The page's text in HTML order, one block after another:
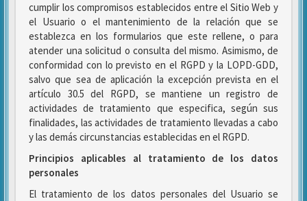
cumplir los compromisos establecidos entre el Sitio Web y
el Usuario o el mantenimiento de la relación que se
establezca en los formularios que este rellene, o para
atender una solicitud o consulta del mismo. Asimismo, de
conformidad con lo previsto en el RGPD y la LOPD-GDD,
salvo que sea de aplicación la excepción prevista en el
artículo 30.5 del RGPD, se mantiene un registro de
actividades de tratamiento que especifica, según sus
finalidades, las actividades de tratamiento llevadas a cabo
y las demás circunstancias establecidas en el RGPD.
Principios aplicables al tratamiento de los datos
personales
El tratamiento de los datos personales del Usuario se